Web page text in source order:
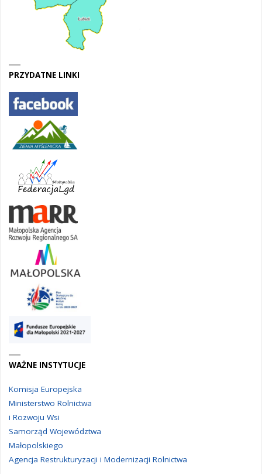
PRZYDATNE LINKI
WAŻNE INSTYTUCJE
Komisja Europejska
Ministerstwo Rolnictwa
i Rozwoju Wsi
Samorząd Województwa
Małopolskiego
Agencja Restrukturyzacji i Modernizacji Rolnictwa